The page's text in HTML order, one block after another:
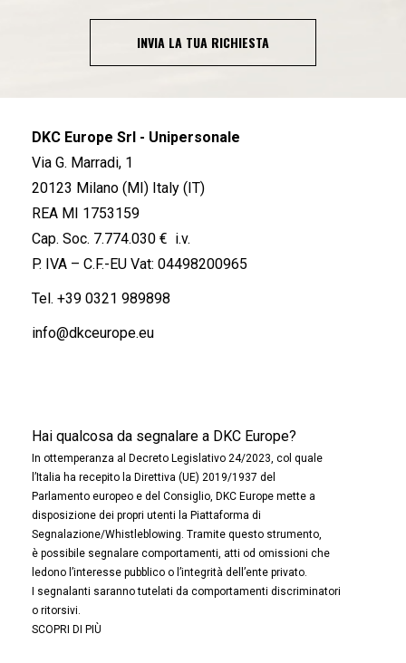
INVIA LA TUA RICHIESTA
DKC Europe Srl - Unipersonale
Via G. Marradi, 1
20123 Milano (MI) Italy (IT)
REA MI 1753159
Cap. Soc. 7.774.030 € i.v.
P. IVA – C.F.-EU Vat: 04498200965
Tel. +39 0321 989898
info@dkceurope.eu
Hai qualcosa da segnalare a DKC Europe?
In ottemperanza al Decreto Legislativo 24/2023, col quale
l’Italia ha recepito la Direttiva (UE) 2019/1937 del
Parlamento europeo e del Consiglio, DKC Europe mette a
disposizione dei propri utenti la Piattaforma di
Segnalazione/Whistleblowing. Tramite questo strumento,
è possibile segnalare comportamenti, atti od omissioni che
ledono l’interesse pubblico o l’integrità dell’ente privato.
I segnalanti saranno tutelati da comportamenti discriminatori
o ritorsivi.
SCOPRI DI PIÙ